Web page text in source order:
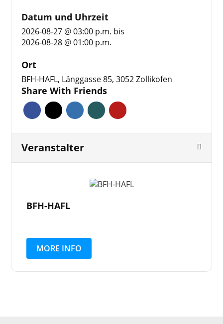
Datum und Uhrzeit
2026-08-27 @ 03:00 p.m. bis
2026-08-28 @ 01:00 p.m.
Ort
BFH-HAFL, Länggasse 85, 3052 Zollikofen
Share With Friends
Veranstalter
BFH-HAFL
MORE INFO